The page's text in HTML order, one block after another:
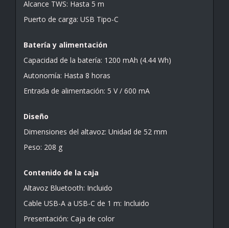
Alcance TWS: Hasta 5 m
Puerto de carga: USB Tipo-C
Batería y alimentación
Capacidad de la batería: 1200 mAh (4.44 Wh)
Autonomía: Hasta 8 horas
Entrada de alimentación: 5 V / 600 mA
Diseño
Dimensiones del altavoz: Unidad de 52 mm
Peso: 208 g
Contenido de la caja
Altavoz Bluetooth: Incluido
Cable USB-A a USB-C de 1 m: Incluido
Presentación: Caja de color